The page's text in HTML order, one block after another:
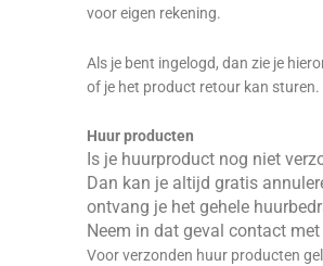
voor eigen rekening.
Als je bent ingelogd, dan zie je
of je het product retour kan sturen.
Huur producten
Is je huurproduct nog niet
Dan kan je altijd gratis
ontvang je het gehele
Neem in dat geval contact
Voor verzonden huur producten